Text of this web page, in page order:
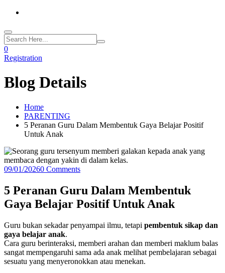
0
Registration
Blog Details
Home
PARENTING
5 Peranan Guru Dalam Membentuk Gaya Belajar Positif
Untuk Anak
09/01/20260 Comments
5 Peranan Guru Dalam Membentuk
Gaya Belajar Positif Untuk Anak
Guru bukan sekadar penyampai ilmu, tetapi pembentuk sikap dan
gaya belajar anak.
Cara guru berinteraksi, memberi arahan dan memberi maklum balas
sangat mempengaruhi sama ada anak melihat pembelajaran sebagai
sesuatu yang menyeronokkan atau menekan.